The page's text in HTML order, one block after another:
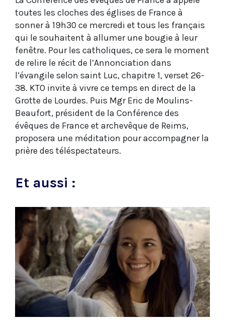
toutes les cloches des églises de France à
sonner à 19h30 ce mercredi et tous les français
qui le souhaitent à allumer une bougie à leur
fenêtre. Pour les catholiques, ce sera le moment
de relire le récit de l’Annonciation dans
l’évangile selon saint Luc, chapitre 1, verset 26-
38. KTO invite à vivre ce temps en direct de la
Grotte de Lourdes. Puis Mgr Eric de Moulins-
Beaufort, président de la Conférence des
évêques de France et archevêque de Reims,
proposera une méditation pour accompagner la
prière des téléspectateurs.
Et aussi :